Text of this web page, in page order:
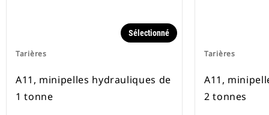
Tarières
Sélectionné
A11, minipelles hydrauliques de
1 tonne
Tarières
A11,
2 tonnes